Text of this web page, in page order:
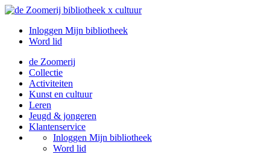
Inloggen Mijn bibliotheek
Word lid
de Zoomerij
Collectie
Activiteiten
Kunst en cultuur
Leren
Jeugd & jongeren
Klantenservice
Inloggen Mijn bibliotheek
Word lid